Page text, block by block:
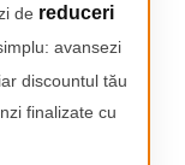
de reduceri
avansezi
iar discountul tău
finalizate cu